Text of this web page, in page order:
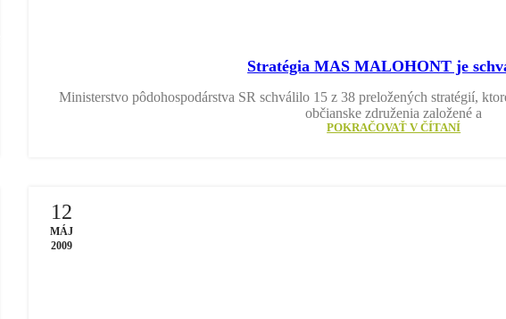
Stratégia MAS MALOHONT je
Ministerstvo pôdohospodárstva SR schválilo 15 z 38 preložených stratégií,
občianske združenia založené a
POKRAČOVAŤ V ČÍTANÍ
12
MÁJ
2009